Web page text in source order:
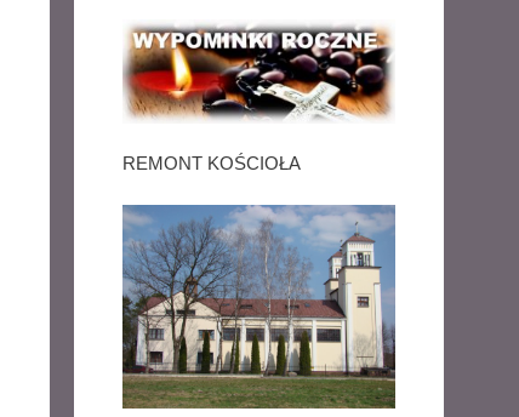
REMONT KOŚCIOŁA